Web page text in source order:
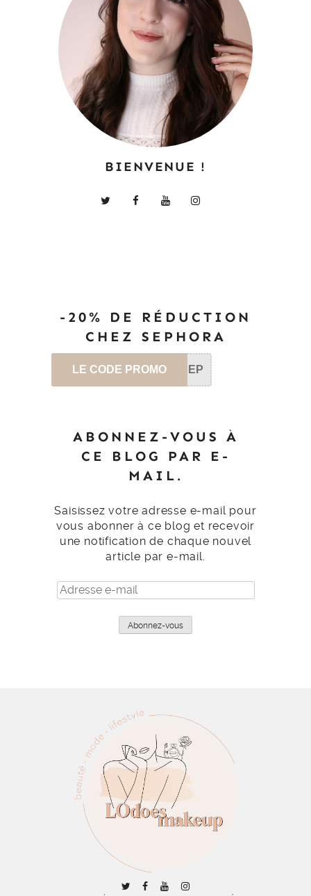
BIENVENUE !
-20% DE RÉDUCTION
CHEZ SEPHORA
LE CODE PROMO SEP
ABONNEZ-VOUS À
CE BLOG PAR E-
MAIL.
Saisissez votre adresse e-mail pour
vous abonner à ce blog et recevoir
une notification de chaque nouvel
article par e-mail.
Adresse
e-
Abonnez-vous